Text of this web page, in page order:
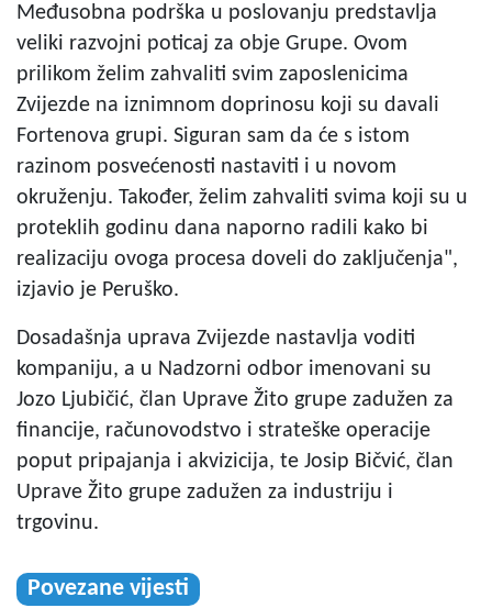
Međusobna podrška u poslovanju predstavlja
veliki razvojni poticaj za obje Grupe. Ovom
prilikom želim zahvaliti svim zaposlenicima
Zvijezde na iznimnom doprinosu koji su davali
Fortenova grupi. Siguran sam da će s istom
razinom posvećenosti nastaviti i u novom
okruženju. Također, želim zahvaliti svima koji su u
proteklih godinu dana naporno radili kako bi
realizaciju ovoga procesa doveli do zaključenja",
izjavio je Peruško.
Dosadašnja uprava Zvijezde nastavlja voditi
kompaniju, a u Nadzorni odbor imenovani su
Jozo Ljubičić, član Uprave Žito grupe zadužen za
financije, računovodstvo i strateške operacije
poput pripajanja i akvizicija, te Josip Bičvić, član
Uprave Žito grupe zadužen za industriju i
trgovinu.
Povezane vijesti